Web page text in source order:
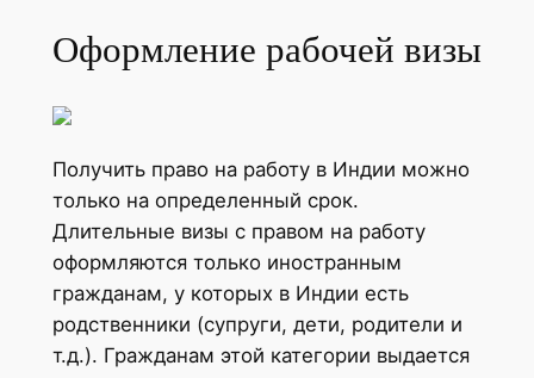
Оформление рабочей визы
Получить право на работу в Индии можно
только на определенный срок.
Длительные визы с правом на работу
оформляются только иностранным
гражданам, у которых в Индии есть
родственники (супруги, дети, родители и
т.д.). Гражданам этой категории выдается